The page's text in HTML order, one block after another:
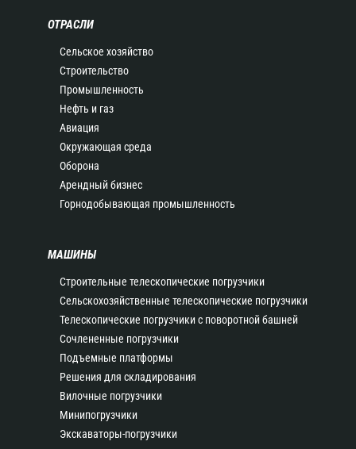
ОТРАСЛИ
Сельское хозяйство
Строительство
Промышленность
Нефть и газ
Авиация
Окружающая среда
Оборона
Арендный бизнес
Горнодобывающая промышленность
МАШИНЫ
Строительные телескопические погрузчики
Сельскохозяйственные телескопические погрузчики
Телескопические погрузчики с поворотной башней
Сочлененные погрузчики
Подъемные платформы
Решения для складирования
Вилочные погрузчики
Минипогрузчики
Экскаваторы-погрузчики